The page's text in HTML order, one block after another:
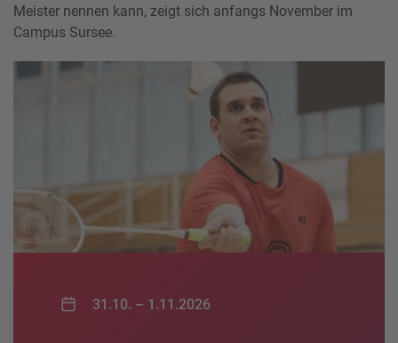
Meister nennen kann, zeigt sich anfangs November im
Campus Sursee.
31.10. – 1.11.2026